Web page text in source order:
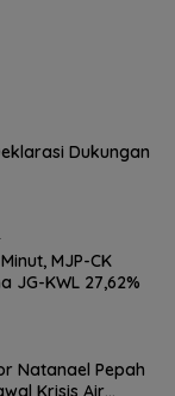
Dukungan
MJP-CK
JG-KWL 27,62%
Natanael Pepah
Krisis Air